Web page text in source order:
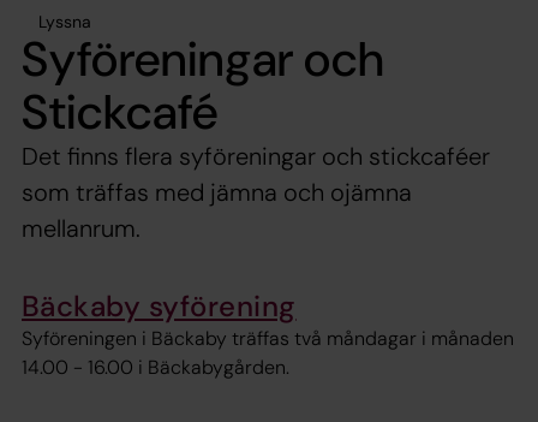
Lyssna
Syföreningar och
Stickcafé
Det finns flera syföreningar och stickcaféer
som träffas med jämna och ojämna
mellanrum.
Bäckaby syförening
Syföreningen i Bäckaby träffas två måndagar i månaden
14.00 - 16.00 i Bäckabygården.